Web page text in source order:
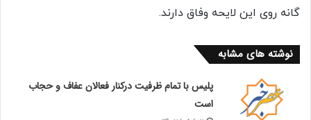
گانه روی این لایحه وفاق دارند.
نوشته های مشابه
پلیس با تمام ظرفیت درکنار فعالان عفاف و حجاب
است